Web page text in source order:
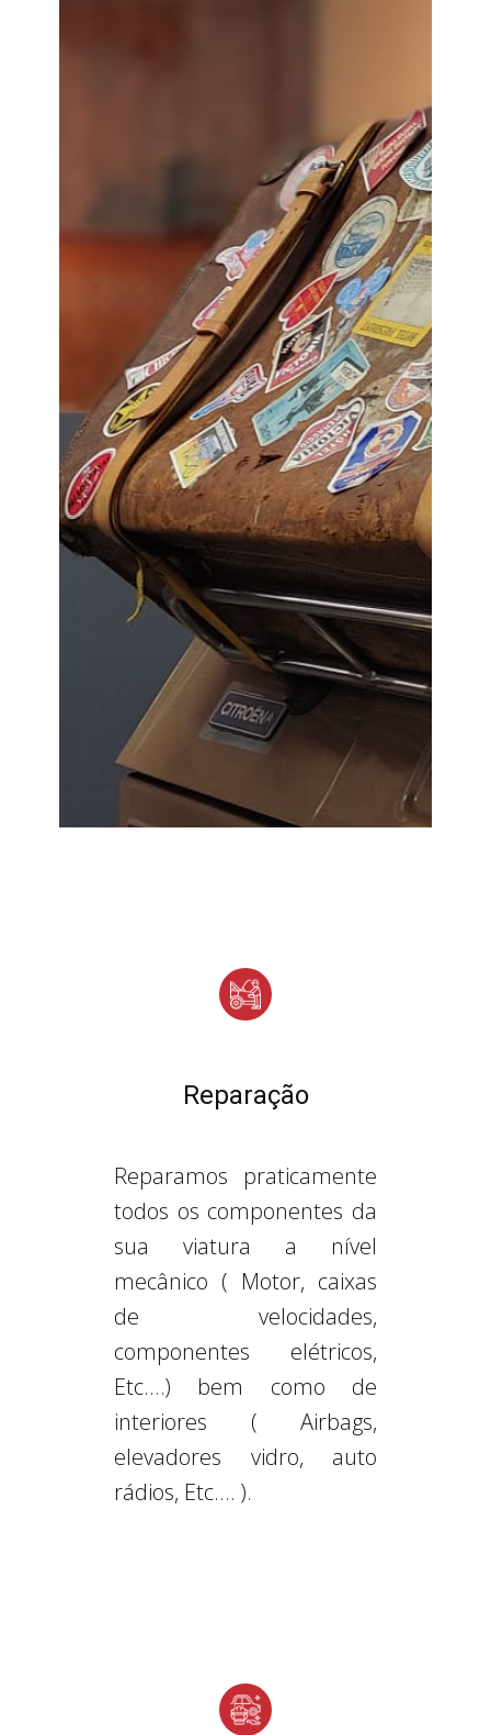
Reparação
Reparamos praticamente
todos os componentes da
sua viatura a nível
mecânico ( Motor, caixas
de velocidades,
componentes elétricos,
Etc.…) bem como de
interiores ( Airbags,
elevadores vidro, auto
rádios, Etc.… ).